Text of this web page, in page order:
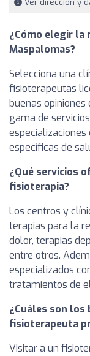
Ver dirección y
¿Cómo elegir la
Maspalomas?
Selecciona una
fisioterapeutas
buenas
gama de
especializaciones
específicas de
¿Qué servicios
fisioterapia?
Los centros y
terapias para la
dolor, terapias
entre otros.
especializados
tratamientos de
¿Cuáles son los
fisioterapeuta
Visitar a un